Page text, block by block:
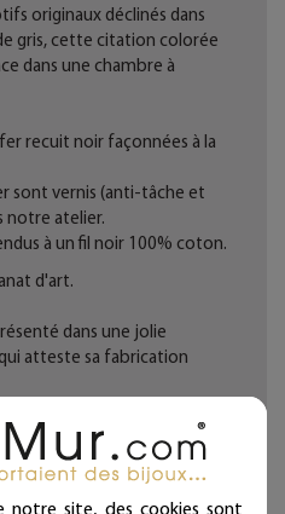
originaux déclinés dans
gris, cette citation colorée
dans une chambre à
recuit noir façonnées à la
sont vernis (anti-tâche et
notre atelier.
à un fil noir 100% coton.
d'art.
dans une jolie
atteste sa fabrication
par ligne selon la
11 mm - longueur 11 mm)
notre site, des cookies sont